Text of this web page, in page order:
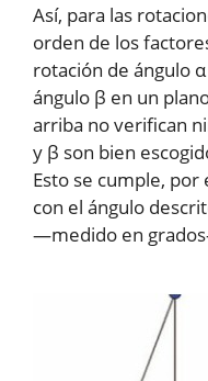
Así, para las
orden de los
rotación de ángulo
ángulo β en un
arriba no verifican
y β son bien
Esto se cumple, por
con el ángulo
—medido en